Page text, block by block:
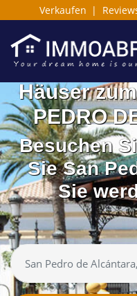
Verkaufen |
Häuser
PEDRO
Besuchen
Sie San
Sie